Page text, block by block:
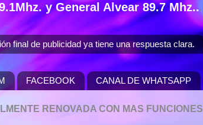
y General Alvear 89.7 Mhz..
final de publicidad ya tiene una respuesta clara.
FACEBOOK CANAL DE WHATSAPP
RENOVADA CON MAS FUNCIONES